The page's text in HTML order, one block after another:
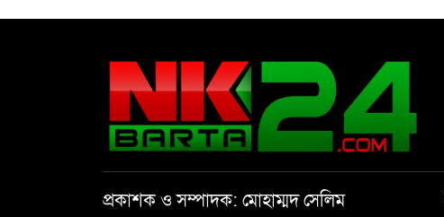
প্রকাশক ও সম্পাদক: মোহাম্মদ সেলিম